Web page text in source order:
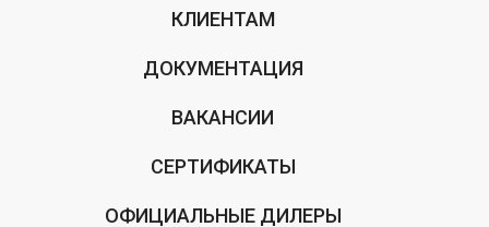
КЛИЕНТАМ
ДОКУМЕНТАЦИЯ
ВАКАНСИИ
СЕРТИФИКАТЫ
ОФИЦИАЛЬНЫЕ ДИЛЕРЫ